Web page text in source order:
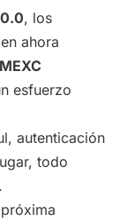
, los
ahora
esfuerzo
autenticación
todo